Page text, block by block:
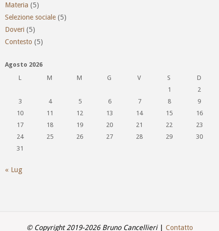
Materia (5)
Selezione sociale (5)
Doveri (5)
Contesto (5)
Agosto 2026
L
M M G V S
D
1
2
3
4 5 6 7 8
9
10
11 12 13 14 15
16
17
18 19 20 21 22
23
24
25 26 27 28 29
30
31
« Lug
© Copyright 2019-2026 Bruno Cancellieri| Contatto